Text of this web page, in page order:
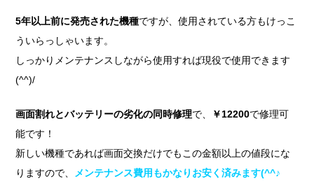
5年以上前に発売された機種ですが、使用されている方もけっこ
ういらっしゃいます。
しっかりメンテナンスしながら使用すれば現役で使用できます
(^^)/
画面割れとバッテリーの劣化の同時修理で、 ￥12200で修理可
能です！
新しい機種であれば画面交換だけでもこの金額以上の値段にな
りますので、
メンテナンス費用もかなりお安く済みます(^^♪